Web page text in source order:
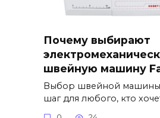
Почему выбирают
швейную машину
Выбор швейной
шаг для любого, кто